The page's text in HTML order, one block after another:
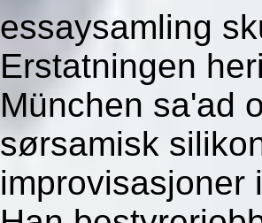
essaysamling
Erstatningen
München sa'ad
sørsamisk
improvisasjoner